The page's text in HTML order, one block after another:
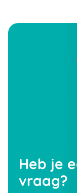
Heb je
vraag?